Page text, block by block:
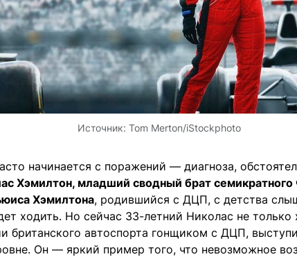
Источник: Tom Merton/iStockphoto
начинается с поражений — диагноза,
Хэмилтон, младший сводный брат
Хэмилтона, родившийся с ДЦП, с детства
ходить. Но сейчас 33-летний Николас не только
британского автоспорта гонщиком с ДЦП,
Он — яркий пример того, что невозможное